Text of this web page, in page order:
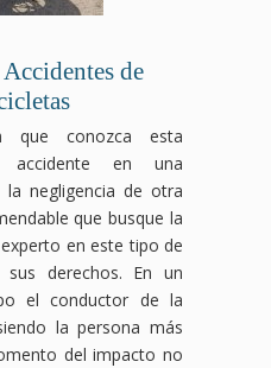
de
que conozca esta
en una
negligencia de otra
que busque la
en este tipo de
derechos. En un
el conductor de la
la persona más
del impacto no